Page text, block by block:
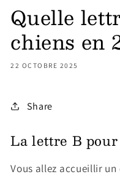
Quelle
chiens en
22 OCTOBRE 2025
Share
La lettre B
Vous allez accueillir un